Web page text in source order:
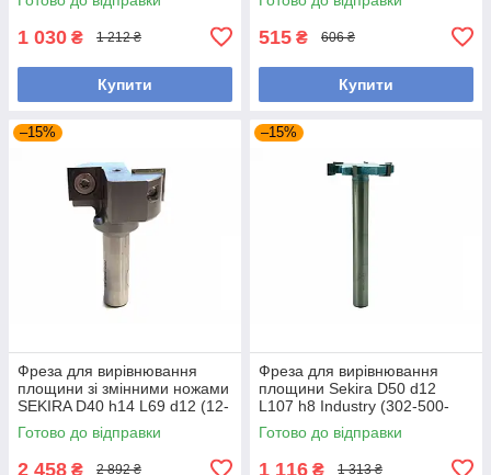
1 030 ₴ 1 212 ₴
Купити
515 ₴ 606 ₴
Купити
–15%
Фреза для вирівнювання
площини зі змінними ножами
SEKIRA D40 h14 L69 d12 (12-
554-400)
Готово до відправки
2 458 ₴ 2 892 ₴
–15%
Фреза для вирівнювання
площини Sekira D50 d12
L107 h8 Industry (302-500-
12i)
Готово до відправки
1 116 ₴ 1 313 ₴